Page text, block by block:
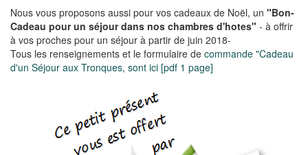
Nous vous proposons aussi pour vos cadeaux de Noël, un "Bon-
Cadeau pour un séjour dans nos chambres d'hotes" - à offrir
à vos proches pour un séjour à partir de juin 2018-
Tous les renseignements et le formulaire de commande "Cadeau
d'un Séjour aux Tronques, sont ici [pdf 1 page]